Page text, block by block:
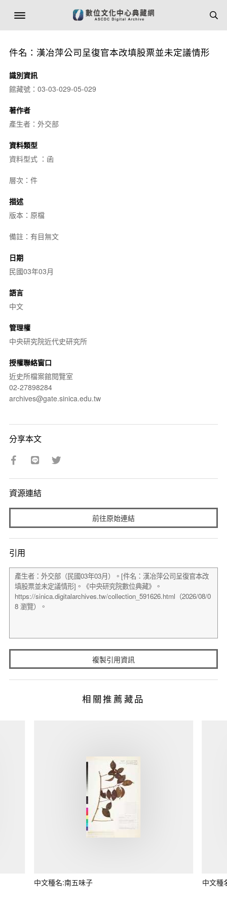
件名：漢冶萍公司呈復官本改填股票並未定議情形
識別資訊
館藏號：03-03-029-05-029
著作者
產生者：外交部
資料類型
資料型式 ：函
層次：件
描述
版本：原檔
備註：有目無文
日期
民國03年03月
語言
中文
管理權
中央研究院近代史研究所
授權聯絡窗口
近史所檔案館閱覽室
02-27898284
archives@gate.sinica.edu.tw
分享本文
資源連結
前往原始連結
引用
複製引用資訊
相關推薦藏品
中文種名:南五味子 中文種